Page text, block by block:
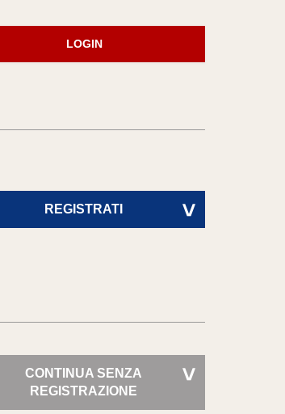
LOGIN
REGISTRATI >
CONTINUA SENZA
REGISTRAZIONE
>